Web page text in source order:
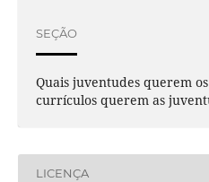
SEÇÃO
Quais juventudes querem
currículos querem as
LICENÇA